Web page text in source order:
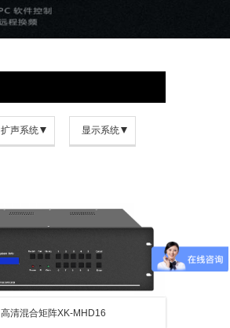
扩声系统 显示系统
高清混合矩阵XK-MHD16